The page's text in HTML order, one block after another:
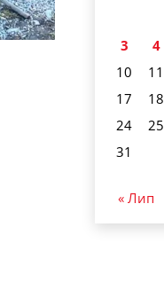
3
4
10
11
17
18
24
25
31
« Лип